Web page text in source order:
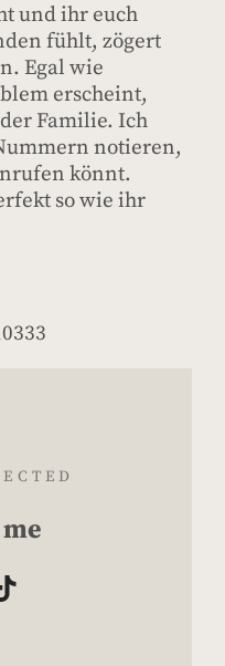
und ihr euch
fühlt, zögert
Egal wie
erscheint,
Familie. Ich
notieren,
könnt.
so wie ihr